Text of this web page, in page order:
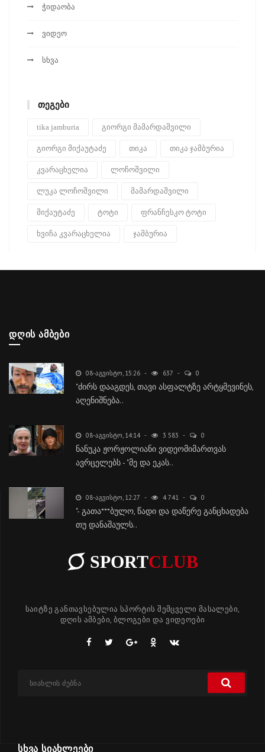
ჭიდაობა
ვიდეო
სხვა
ᲗᲔᲒᲔᲑᲘ
tika jamburia გიორგი მამარდაშვილი
გიორგი მიქაუტაძე თიკა თიკა ჯამბურია
კვარაცხელია ლოჩოშვილი
ლუკა ლოჩოშვილი მამარდაშვილი
მიქაუტაძე ტოტი ფრანჩესკო ტოტი
ხვიჩა კვარაცხელია ჯამბურია
ᲓᲦᲘᲡ ᲐᲛᲑᲔᲑᲘ
08-ᲐᲒᲕᲘᲡᲢᲝ, 15:26 637 0
"ძირს დააგდეს, თავი ასფალტზე არტყმევინეს,
აღენიშნება..
08-ᲐᲒᲕᲘᲡᲢᲝ, 14:14 3 583 0
ნანუკა ჟორჟოლიანი ვიდეომიმართვას
ავრცელებს - "მე და ეკას..
08-ᲐᲒᲕᲘᲡᲢᲝ, 12:27 4 741 0
"- გათა***ბულო, წადი და დაწერე განცხადება
თუ დანაშაულს..
SPORTCLUB
საიტზე განთავსებულია სპორტის შემცველი მასალები,
დღის ამბები, ბლოგები და ვიდეოები
ᲡᲮᲕᲐ ᲡᲘᲐᲮᲚᲔᲔᲑᲘ